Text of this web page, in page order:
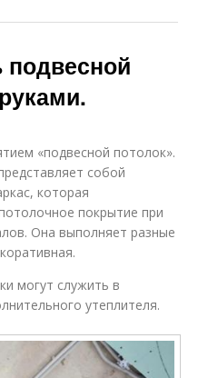
подвесной
«подвесной потолок».
собой
которая
покрытие при
Она выполняет разные
могут служить в
утеплителя.